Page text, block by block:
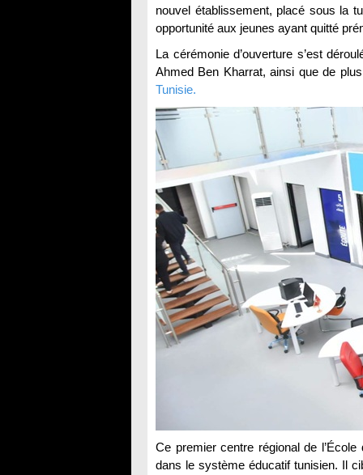
nouvel établissement, placé sous la
opportunité aux jeunes ayant quitté
La cérémonie d’ouverture s’est
Ahmed Ben Kharrat, ainsi que de
Tunisie.
Ce premier centre régional de
dans le système éducatif tunisien. Il